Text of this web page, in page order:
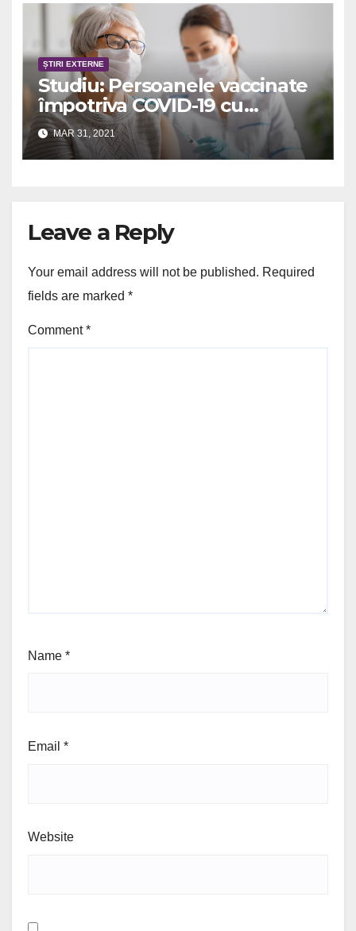
ȘTIRI EXTERNE
Studiu: Persoanele vaccinate
împotriva COVID-19 cu
ambele doze nu transmit
coronavirusul
MAR 31, 2021
Leave a Reply
Your email address will not be published. Required
fields are marked *
Comment*
Name *
Email *
Website